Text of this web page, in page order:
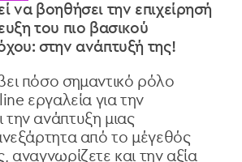
να βοηθήσει την επιχείρησή
του πιο βασικού
στην ανάπτυξή της!
πόσο σημαντικό ρόλο
εργαλεία για την
ανάπτυξη μιας
από το μέγεθός
αναγνωρίζετε και την αξία